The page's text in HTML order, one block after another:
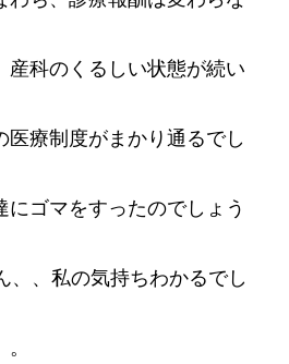
産科のくるしい状態が続い
医療制度がまかり通るでし
ゴマをすったのでしょう
、、私の気持ちわかるでし